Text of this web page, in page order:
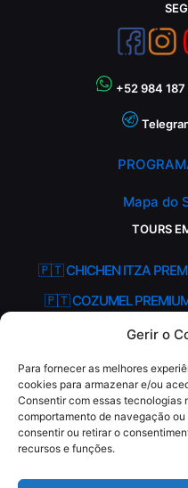
Gerir o
Para fornecer as melhores
cookies para armazenar e/ou
Consentir com essas tecnologias
comportamento de navegação
consentir ou retirar o
recursos e funções.
+52 984
Mapa do
TOURS
🇵🇹 CHICHEN ITZA
🇵🇹 COZUMEL
🇵🇹 HOLBOX – ILHA
© 2018 - 2026FRM